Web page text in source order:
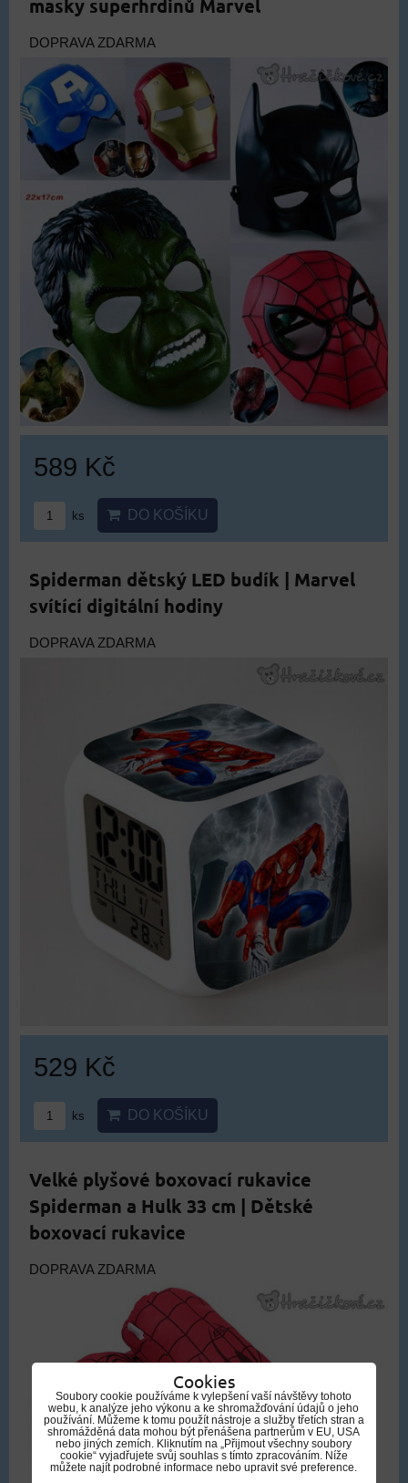
masky superhrdinů Marvel
DOPRAVA ZDARMA
589 Kč
ks DO KOŠÍKU
Spiderman dětský LED budík | Marvel
svítící digitální hodiny
DOPRAVA ZDARMA
529 Kč
ks DO KOŠÍKU
Velké plyšové boxovací rukavice
Spiderman a Hulk 33 cm | Dětské
boxovací rukavice
DOPRAVA ZDARMA
Cookies
Soubory cookie používáme k vylepšení vaší návštěvy tohoto
webu, k analýze jeho výkonu a ke shromažďování údajů o jeho
používání. Můžeme k tomu použít nástroje a služby třetích stran a
shromážděná data mohou být přenášena partnerům v EU, USA
nebo jiných zemích. Kliknutím na „Přijmout všechny soubory
cookie“ vyjadřujete svůj souhlas s tímto zpracováním. Níže
můžete najít podrobné informace nebo upravit své preference.